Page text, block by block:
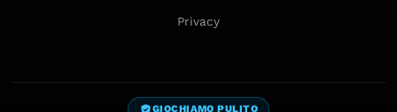
Privacy
GIOCHIAMO PULITO